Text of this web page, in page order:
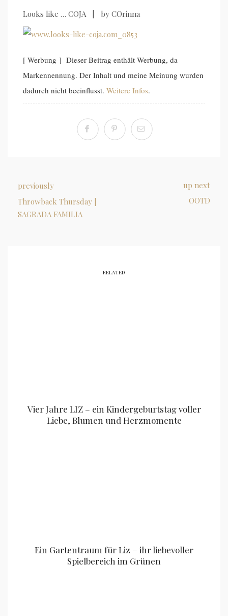
Looks like … COJA | by COrinna
[ Werbung ] Dieser Beitrag enthält Werbung, da
Markennennung. Der Inhalt und meine Meinung wurden
dadurch nicht beeinflusst. Weitere Infos.
previously
Throwback Thursday |
SAGRADA FAMILIA
up next
OOTD
RELATED
Vier Jahre LIZ – ein Kindergeburtstag voller
Liebe, Blumen und Herzmomente
Ein Gartentraum für Liz – ihr liebevoller
Spielbereich im Grünen